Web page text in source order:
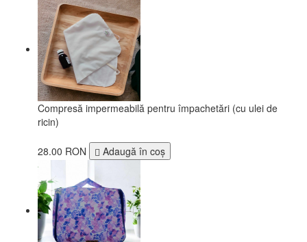
Compresă impermeabilă pentru împachetări (cu ulei de
ricin)
28.00 RON Adaugă în coş